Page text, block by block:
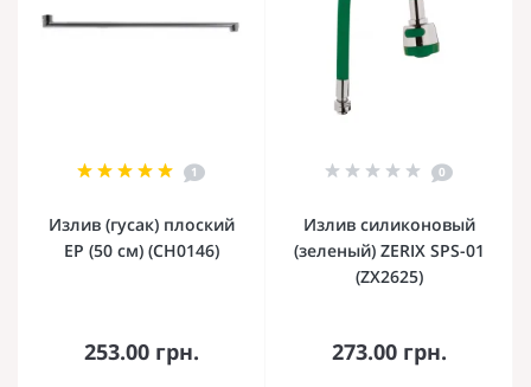
1
Излив (гусак) плоский
EP (50 см) (CH0146)
253.00 грн.
0
Излив силиконовый
(зеленый) ZERIX SPS-01
(ZX2625)
273.00 грн.